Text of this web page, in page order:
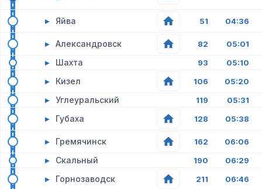
▸ Яйва 51 04:36
▸ Александровск 82 05:01
▸ Шахта 93 05:10
▸ Кизел 106 05:20
▸ Углеуральский 119 05:31
▸ Губаха 128 05:38
▸ Гремячинск 162 06:06
▸ Скальный 190 06:29
▸ Горнозаводск 211 06:46